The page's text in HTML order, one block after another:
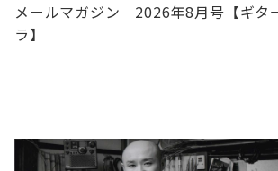
メールマガジン 2026年8月号【ギタ
ラ】